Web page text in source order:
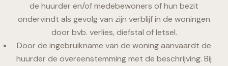
de huurder en/of medebewoners of hun bezit
ondervindt als gevolg van zijn verblijf in de woningen
door bvb. verlies, diefstal of letsel.
Door de ingebruikname van de woning aanvaardt de
huurder de overeenstemming met de beschrijving. Bij